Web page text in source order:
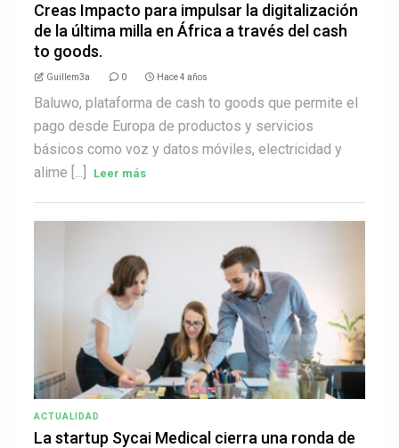
Creas Impacto para impulsar la digitalización
de la última milla en África a través del cash
to goods.
Guillem3a 0 Hace 4 años
Baluwo, plataforma de cash to goods que permite el
pago desde Europa de productos y servicios
básicos como voz y datos móviles, electricidad y
alime [...]
Leer más
ACTUALIDAD
La startup Sycai Medical cierra una ronda de